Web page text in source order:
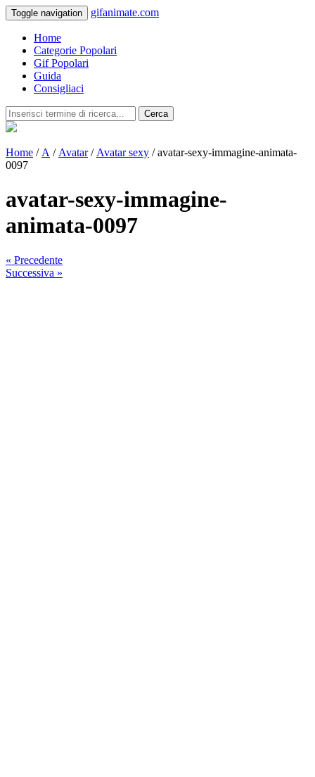
Toggle navigation gifanimate.com
Home
Categorie Popolari
Gif Popolari
Guida
Consigliaci
Cerca
Home / A / Avatar/ Avatar sexy / avatar-sexy-immagine-animata-
0097
avatar-sexy-immagine-
animata-0097
« Precedente
Successiva »